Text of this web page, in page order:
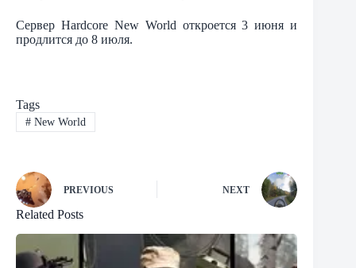
Сервер Hardcore New World откроется 3 июня и
продлится до 8 июля.
Tags
#New World
PREVIOUS NEXT
Related Posts